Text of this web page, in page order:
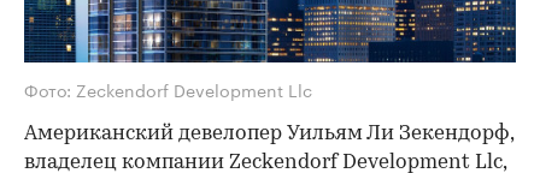
Фото: Zeckendorf Development Llc
Американский девелопер Уильям Ли Зекендорф,
владелец компании Zeckendorf Development Llc,